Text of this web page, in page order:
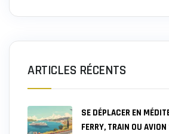
ARTICLES RÉCENTS
SE DÉPLACER EN
FERRY, TRAIN OU AVION